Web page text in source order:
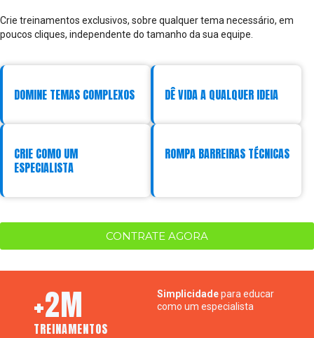
Crie treinamentos exclusivos, sobre qualquer tema necessário, em
poucos cliques, independente do tamanho da sua equipe.
DOMINE TEMAS COMPLEXOS DÊ VIDA A QUALQUER IDEIA
CRIE COMO UM
ESPECIALISTA
ROMPA BARREIRAS TÉCNICAS
CONTRATE AGORA
+2M
TREINAMENTOS
Simplicidadepara educar
como um especialista